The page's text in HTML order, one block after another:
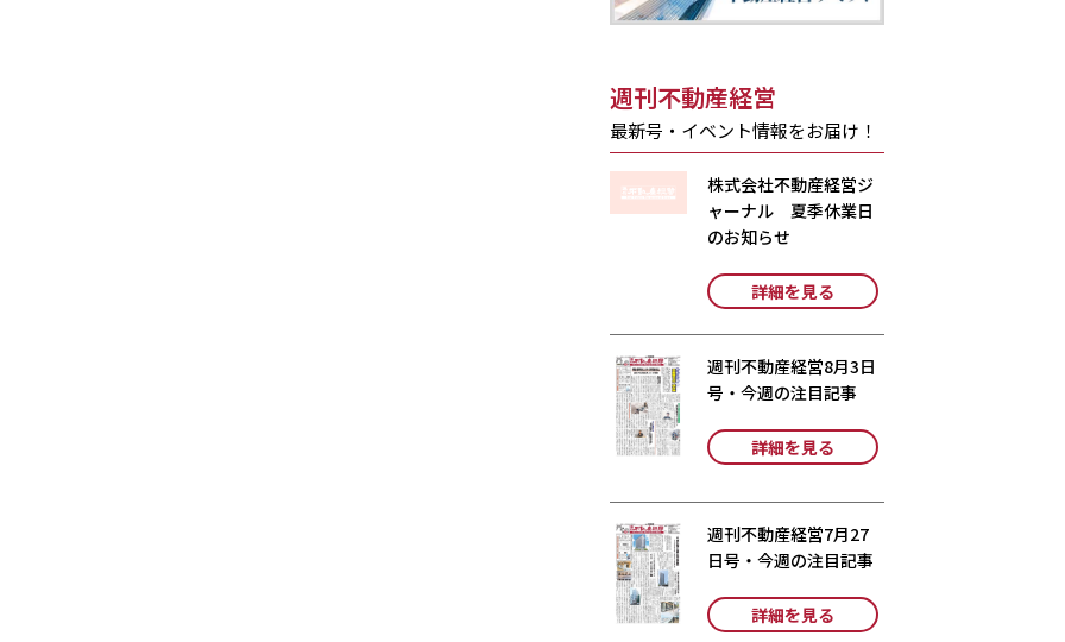
週刊不動産経営
最新号・イベント情報をお届け！
株式会社不動産経営ジ
ャーナル 夏季休業日
のお知らせ
詳細を見る
週刊不動産経営8月3日
号・今週の注目記事
詳細を見る
週刊不動産経営7月27
日号・今週の注目記事
詳細を見る